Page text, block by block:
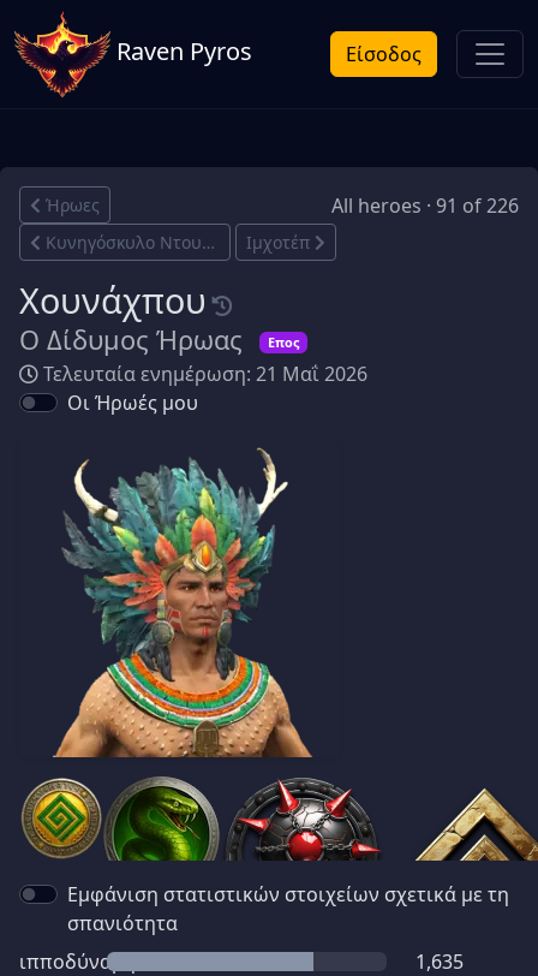
Raven Pyros Είσοδος
Ήρωες All heroes · 91 of 226
Κυνηγόσκυλο Ντουάτ Ιμχοτέπ
Χουνάχπου
Ο Δίδυμος Ήρωας Επος
Τελευταία ενημέρωση: 21 Μαΐ 2026
Οι Ήρωές μου
Εμφάνιση στατιστικών στοιχείων σχετικά με τη
σπανιότητα
ιπποδύναμη
1,635